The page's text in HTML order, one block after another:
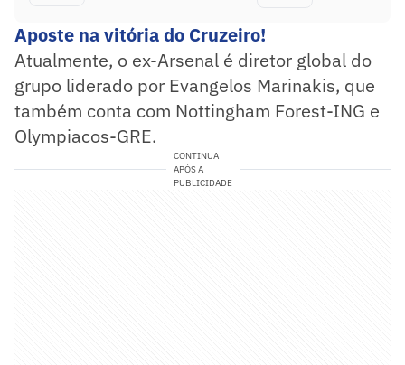
Aposte na vitória do Cruzeiro!
Atualmente, o ex-Arsenal é diretor global do
grupo liderado por Evangelos Marinakis, que
também conta com Nottingham Forest-ING e
Olympiacos-GRE.
CONTINUA
APÓS A
PUBLICIDADE